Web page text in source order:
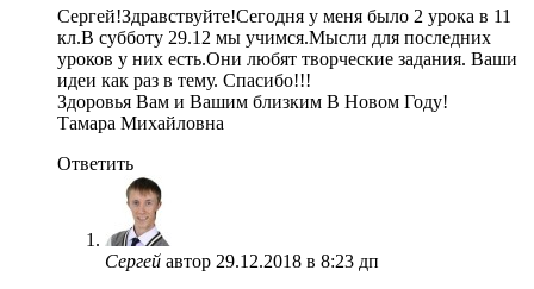
Сергей!Здравствуйте!Сегодня у меня было 2 урока в 11
кл.В субботу 29.12 мы учимся.Мысли для последних
уроков у них есть.Они любят творческие задания. Ваши
идеи как раз в тему. Спасибо!!!
Здоровья Вам и Вашим близким В Новом Году!
Тамара Михайловна
Ответить
Сергей автор 29.12.2018 в 8:23 дп